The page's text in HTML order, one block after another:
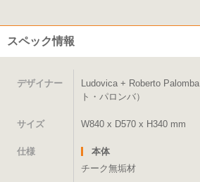
スペック情報
デザイナー
Ludovica + Roberto
ト・パロンバ）
サイズ W840 x D570 x H340 mm
仕様
本体
チーク無垢材